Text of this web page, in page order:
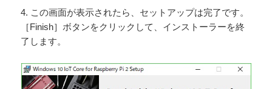
4. この画面が表示されたら、セットアップは完了です。
［Finish］ボタンをクリックして、インストーラーを終
了します。